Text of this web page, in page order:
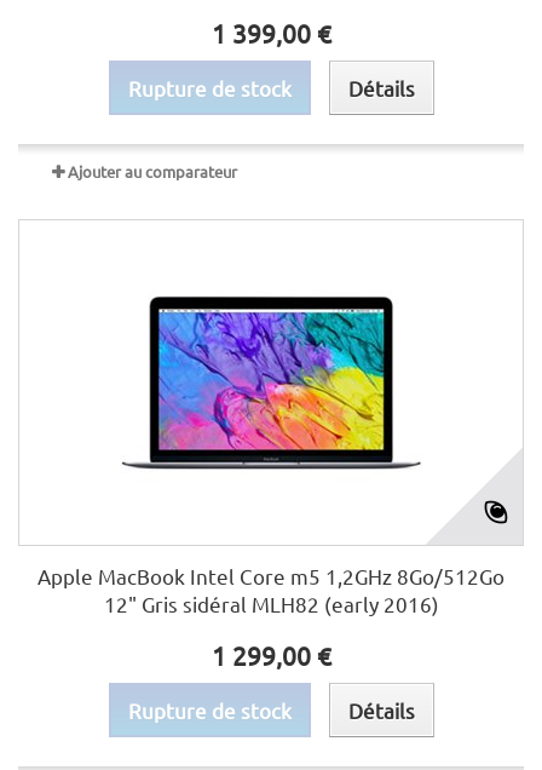
1 399,00 €
Rupture de stock Détails
Ajouter au comparateur
Apple MacBook Intel Core m5 1,2GHz 8Go/512Go
12" Gris sidéral MLH82 (early 2016)
1 299,00 €
Rupture de stock Détails